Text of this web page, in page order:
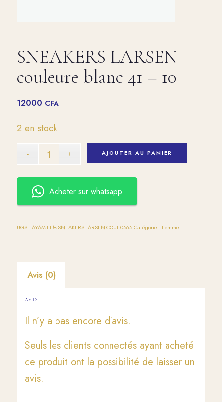
SNEAKERS LARSEN
couleure blanc 41 – 10
12000 CFA
2 en stock
AJOUTER AU PANIER
Acheter sur whatsapp
UGS : AYAM-FEM-SNEAKERS-LARSEN-COUL-0565 Catégorie : Femme
Avis (0)
AVIS
Il n’y a pas encore d’avis.
Seuls les clients connectés ayant acheté
ce produit ont la possibilité de laisser un
avis.